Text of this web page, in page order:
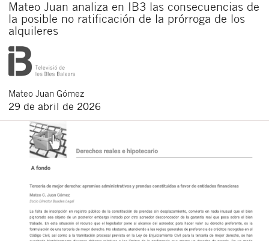
Mateo Juan analiza en IB3 las consecuencias de
la posible no ratificación de la prórroga de los
alquileres
Mateo Juan Gómez
29 de abril de 2026